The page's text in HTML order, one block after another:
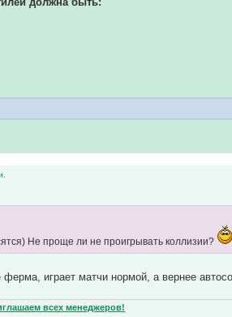
Не проще ли не проигрывать коллизии?
играет матчи нормой, а вернее
всех менеджеров!